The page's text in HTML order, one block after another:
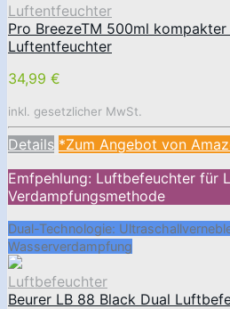
Luftentfeuchter
Pro BreezeTM 500ml
Luftentfeuchter
34,99 €
inkl. gesetzlicher MwSt.
Details *Zum Angebot von
Emfpehlung: Luftbefeuchter für
Verdampfungsmethode
Dual-Technologie:
Wasserverdampfung
Luftbefeuchter
Beurer LB 88 Black Dual